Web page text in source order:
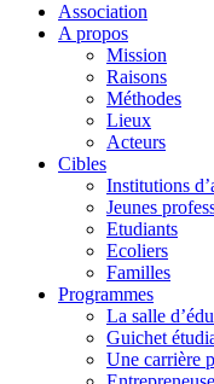
Association
A propos
Mission
Raisons
Méthodes
Lieux
Acteurs
Cibles
Institutions
Jeunes
Etudiants
Ecoliers
Familles
Programmes
La salle
Guichet
Une carrière